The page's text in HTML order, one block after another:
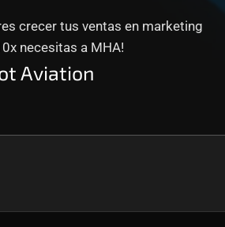
crecer tus ventas en marketing
necesitas a MHA!
Aviation